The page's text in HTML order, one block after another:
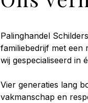
Palinghandel
familiebedrijf met een
wij gespecialiseerd in
Vier generaties lang
vakmanschap en